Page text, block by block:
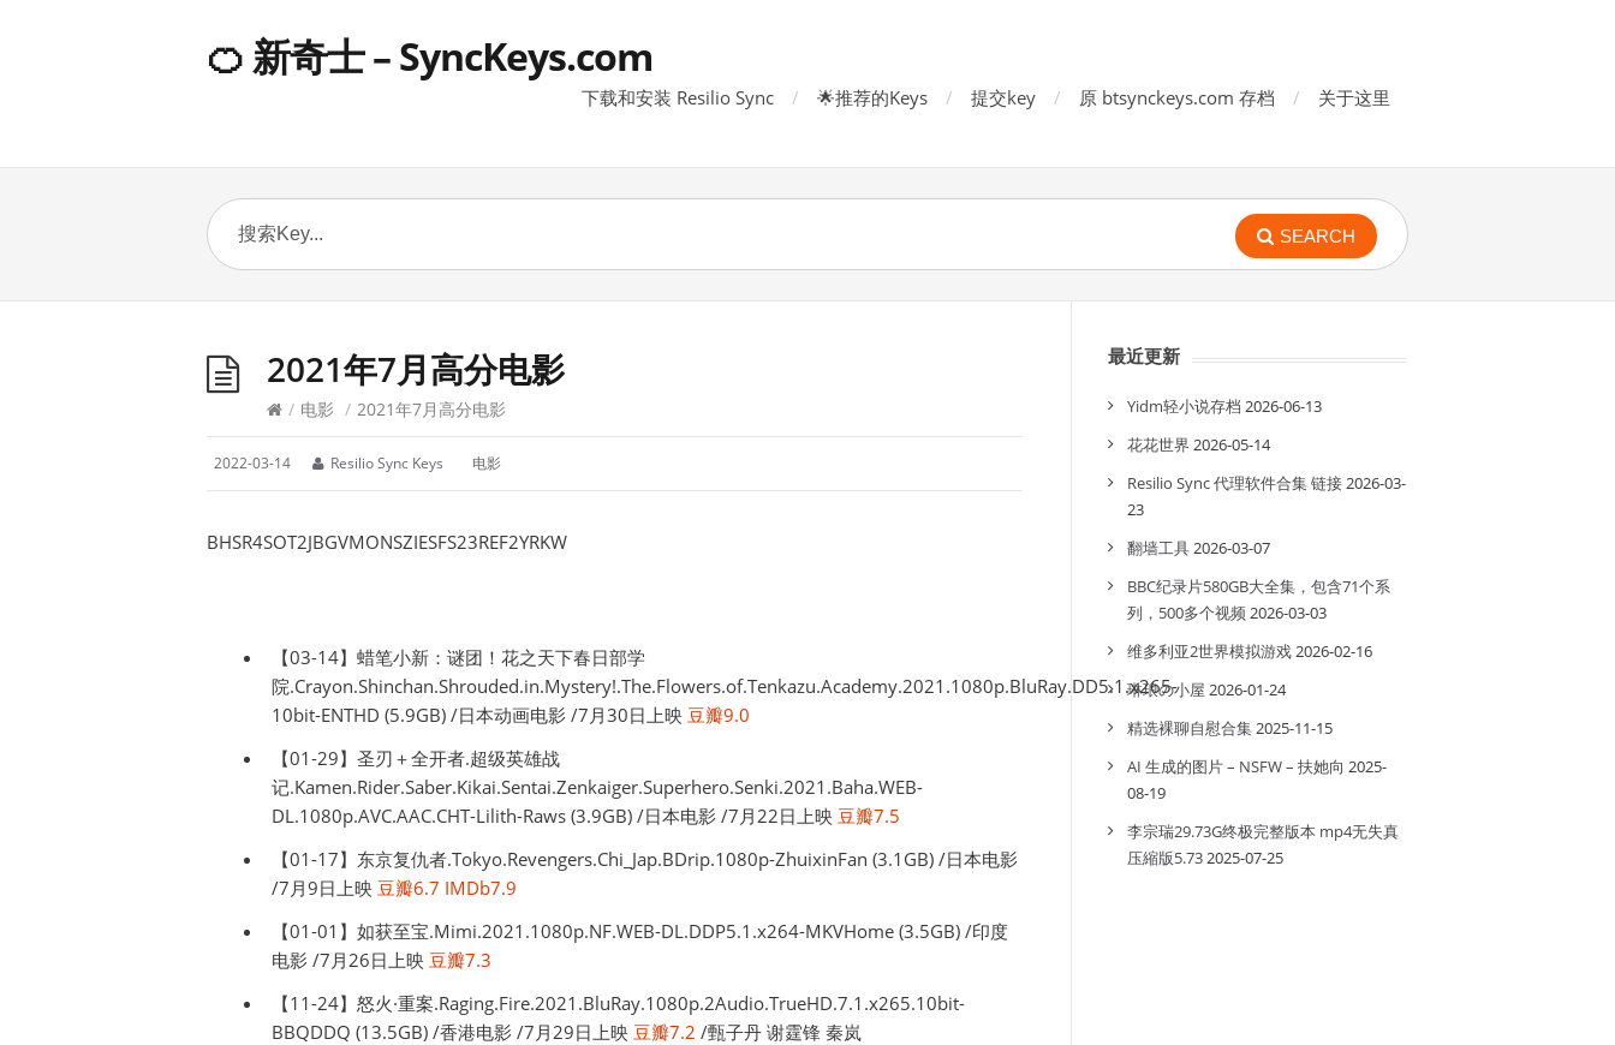
🍊 新奇士 – SyncKeys.com
下载和安装 Resilio Sync 🌟推荐的Keys 提交key 原 btsynckeys.com 存档 关于这里
SEARCH
2021年7月高分电影
/ 电影 / 2021年7月高分电影
2022-03-14 Resilio Sync Keys 电影
BHSR4SOT2JBGVMONSZIESFS23REF2YRKW
【03-14】蜡笔小新：谜团！花之天下春日部学
院.Crayon.Shinchan.Shrouded.in.Mystery!.The.Flowers.of.Tenkazu.Academy.2021.1080p.BluRay.DD5.1.x265-
10bit-ENTHD (5.9GB) /日本动画电影 /7月30日上映 豆瓣9.0
【01-29】圣刃＋全开者.超级英雄战
记.Kamen.Rider.Saber.Kikai.Sentai.Zenkaiger.Superhero.Senki.2021.Baha.WEB-
DL.1080p.AVC.AAC.CHT-Lilith-Raws (3.9GB) /日本电影 /7月22日上映 豆瓣7.5
【01-17】东京复仇者.Tokyo.Revengers.Chi_Jap.BDrip.1080p-ZhuixinFan (3.1GB) /日本电影
/7月9日上映 豆瓣6.7 IMDb7.9
【01-01】如获至宝.Mimi.2021.1080p.NF.WEB-DL.DDP5.1.x264-MKVHome (3.5GB) /印度
电影 /7月26日上映 豆瓣7.3
【11-24】怒火·重案.Raging.Fire.2021.BluRay.1080p.2Audio.TrueHD.7.1.x265.10bit-
BBQDDQ (13.5GB) /香港电影 /7月29日上映 豆瓣7.2 /甄子丹 谢霆锋 秦岚
最近更新
Yidm轻小说存档 2026-06-13
花花世界 2026-05-14
Resilio Sync 代理软件合集 链接2026-03-
23
翻墙工具2026-03-07
BBC纪录片580GB大全集，包含71个系
列，500多个视频2026-03-03
维多利亚2世界模拟游戏2026-02-16
琳琅の小屋 2026-01-24
精选裸聊自慰合集2025-11-15
AI 生成的图片 – NSFW – 扶她向 2025-
08-19
李宗瑞29.73G终极完整版本 mp4无失真
压縮版5.732025-07-25